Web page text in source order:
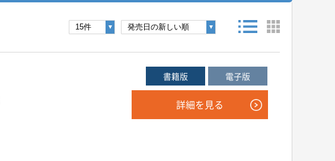
情報を入力、選択後検索ボタンを押してください。
書籍版 電子版
詳細を見る